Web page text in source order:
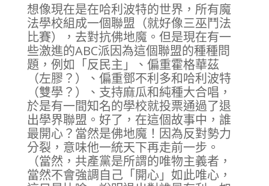
想像現在是在哈利波特的世界，所有魔
法學校組成一個聯盟（就好像三巫鬥法
比賽），去對抗佛地魔。但是現在有一
些激進的ABC派因為這個聯盟的種種問
題，例如「反民主」、偏重霍格華茲
（左膠？）、偏重鄧不利多和哈利波特
（雙學？）、支持麻瓜和純種大合唱，
於是有一間知名的學校就投票通過了退
出學界聯盟。好了，在這個故事中，誰
最開心？當然是佛地魔！因為反對勢力
分裂，意味他一統天下再走前一步。
（當然，共產黨是所謂的唯物主義者，
當然不會強調自己「開心」如此唯心，